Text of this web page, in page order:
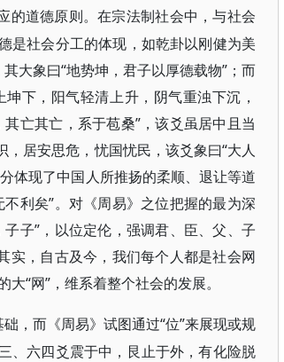
的道德原则。在宗法制社会中，与社会
是社会分工的体现，如乾卦以刚健为美
大象曰“地势坤，君子以厚德载物”；而
下，阳气轻清上升，阴气重浊下沉，
亡其亡，系于苞桑”，该爻虽居中且当
居安思危，忧国忧民，该爻象曰“大人
体现了中国人所推扬的柔顺、退让等道
利矣”。对《周易》之位把握的最为深
子”，以位定伦，强调君、臣、父、子
实，自古及今，我们每个人都是社会网
“网”，维系着整个社会的发展。
，而《周易》试图通过“位”来展现或规
、六四爻震于中，艮止于外，有化险脱